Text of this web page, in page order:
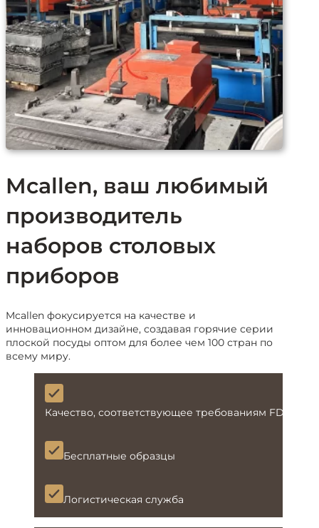
Mcallen, ваш любимый
производитель
наборов столовых
приборов
Mcallen фокусируется на качестве и
инновационном дизайне, создавая горячие серии
плоской посуды оптом для более чем 100 стран по
всему миру.
Качество, соответствующее требованиям FDA и
Бесплатные образцы
Логистическая служба